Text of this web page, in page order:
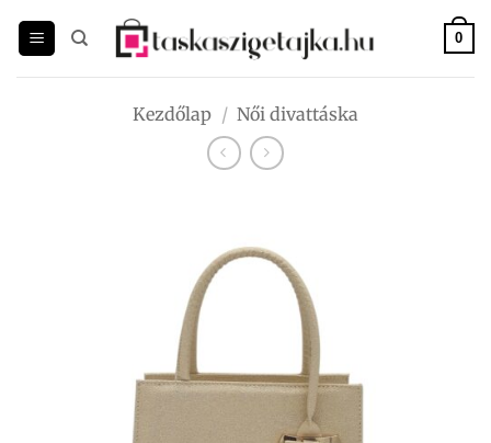
0
Kezdőlap / Női divattáska